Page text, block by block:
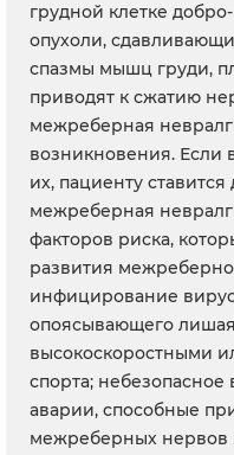
грудной клетке
опухоли,
спазмы мышц груди,
приводят к сжатию
межреберная
возникновения. Если
их, пациенту
межреберная
факторов риска,
развития
инфицирование
опоясывающего
высокоскоростными
спорта;
аварии, способные
межреберных нервов